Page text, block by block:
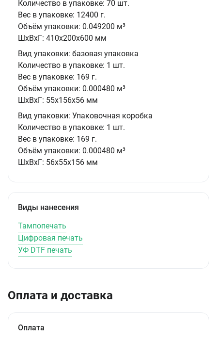
Количество в упаковке: 70 шт.
Вес в упаковке: 12400 г.
Объём упаковки: 0.049200 м³
ШxВxГ: 410x200x600 мм
Вид упаковки: базовая упаковка
Количество в упаковке: 1 шт.
Вес в упаковке: 169 г.
Объём упаковки: 0.000480 м³
ШxВxГ: 55x156x56 мм
Вид упаковки: Упаковочная коробка
Количество в упаковке: 1 шт.
Вес в упаковке: 169 г.
Объём упаковки: 0.000480 м³
ШxВxГ: 56x55x156 мм
Виды нанесения
Тампопечать
Цифровая печать
УФ DTF печать
Оплата и доставка
Оплата